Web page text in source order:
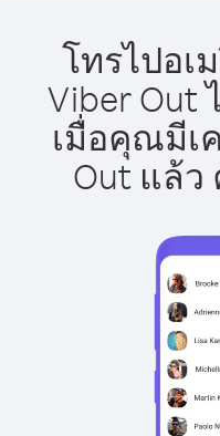
โทรไปอเ
Viber Out
เมื่อคุณมีเ
Out แล้